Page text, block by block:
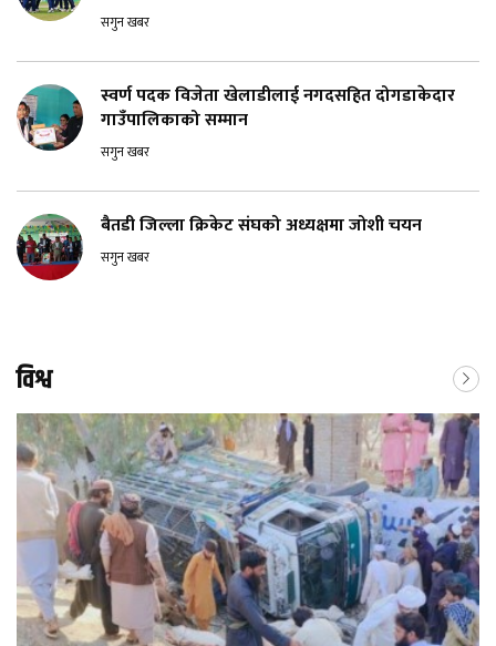
सगुन खबर
स्वर्ण पदक विजेता खेलाडीलाई नगदसहित दोगडाकेदार
गाउँपालिकाको सम्मान
सगुन खबर
बैतडी जिल्ला क्रिकेट संघको अध्यक्षमा जोशी चयन
सगुन खबर
विश्व